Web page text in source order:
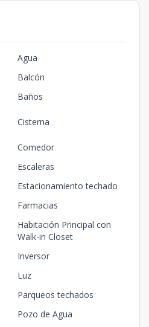
Agua
Balcón
Baños
Cisterna
Comedor
Escaleras
Estacionamiento techado
Farmacias
Habitación Principal con
Walk-in Closet
Inversor
Luz
Parqueos techados
Pozo de Agua